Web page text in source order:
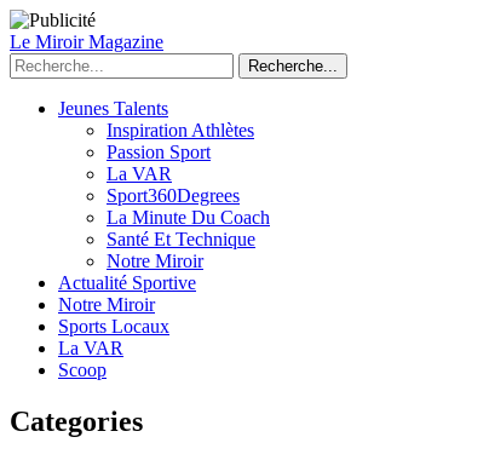
Le Miroir Magazine
Recherche...
Jeunes Talents
Inspiration Athlètes
Passion Sport
La VAR
Sport360Degrees
La Minute Du Coach
Santé Et Technique
Notre Miroir
Actualité Sportive
Notre Miroir
Sports Locaux
La VAR
Scoop
Categories